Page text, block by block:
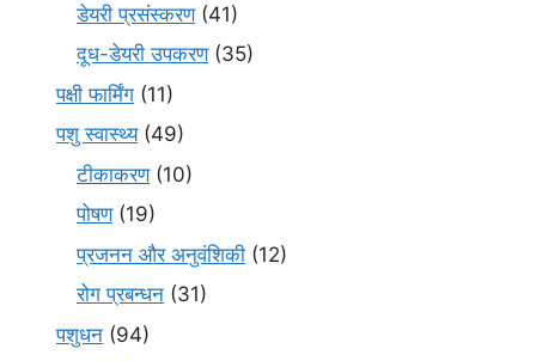
डेयरी प्रसंस्करण(41)
दूध-डेयरी उपकरण(35)
पक्षी फार्मिंग (11)
पशु स्वास्थ्य(49)
टीकाकरण(10)
पोषण(19)
प्रजनन और अनुवंशिकी (12)
रोग प्रबन्धन (31)
पशुधन (94)